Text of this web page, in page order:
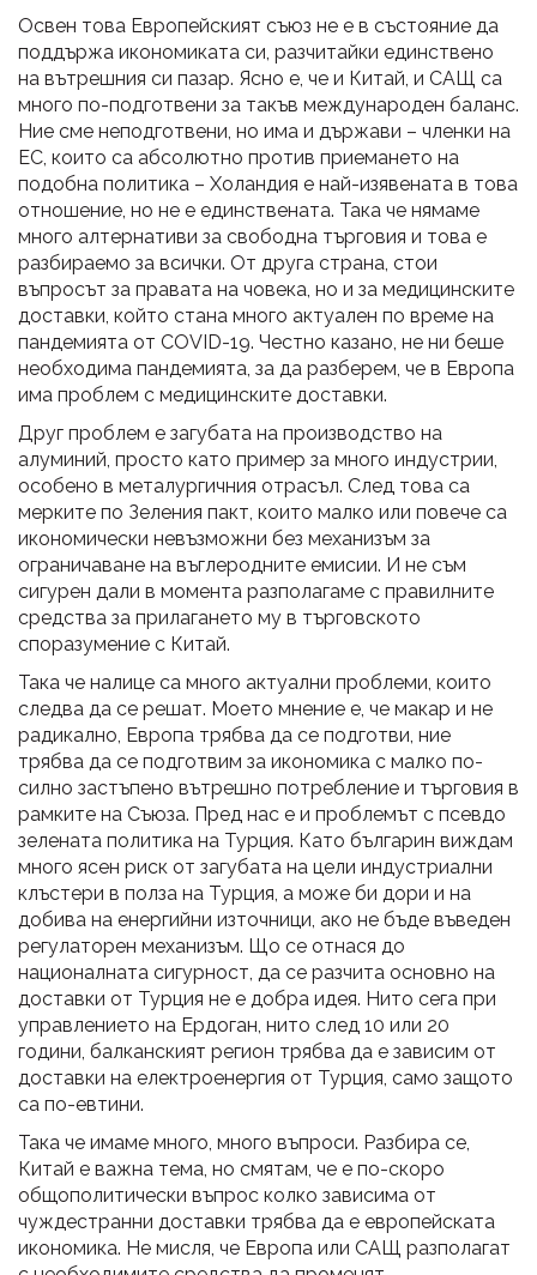
Освен това Европейският съюз не е в състояние да
поддържа икономиката си, разчитайки единствено
на вътрешния си пазар. Ясно е, че и Китай, и САЩ са
много по-подготвени за такъв международен баланс.
Ние сме неподготвени, но има и държави – членки на
ЕС, които са абсолютно против приемането на
подобна политика – Холандия е най-изявенaта в това
отношение, но не е единствената. Така че нямаме
много алтернативи за свободна търговия и това е
разбираемо за всички. От друга страна, стои
въпросът за правата на човека, но и за медицинските
доставки, който стана много актуален по време на
пандемията от COVID-19. Честно казано, не ни беше
необходима пандемията, за да разберем, че в Европа
има проблем с медицинските доставки.
Друг проблем е загубата на производство на
алуминий, просто като пример за много индустрии,
особено в металургичния отрасъл. След това са
мерките по Зеления пакт, които малко или повече са
икономически невъзможни без механизъм за
ограничаване на въглеродните емисии. И не съм
сигурен дали в момента разполагаме с правилните
средства за прилагането му в търговското
споразумение с Китай.
Така че налице са много актуални проблеми, които
следва да се решат. Моето мнение е, че макар и не
радикално, Европа трябва да се подготви, ние
трябва да се подготвим за икономика с малко по-
силно застъпено вътрешно потребление и търговия в
рамките на Съюза. Пред нас е и проблемът с псевдо
зелената политика на Турция. Като българин виждам
много ясен риск от загубата на цели индустриални
клъстери в полза на Турция, а може би дори и на
добива на енергийни източници, ако не бъде въведен
регулаторен механизъм. Що се отнася до
националната сигурност, да се разчита основно на
доставки от Турция не е добра идея. Нито сега при
управлението на Ердоган, нито след 10 или 20
години, балканският регион трябва да е зависим от
доставки на електроенергия от Турция, само защото
са по-евтини.
Така че имаме много, много въпроси. Разбира се,
Китай е важна тема, но смятам, че е по-скоро
общополитически въпрос колко зависима от
чуждестранни доставки трябва да е европейската
икономика. Не мисля, че Европа или САЩ разполагат